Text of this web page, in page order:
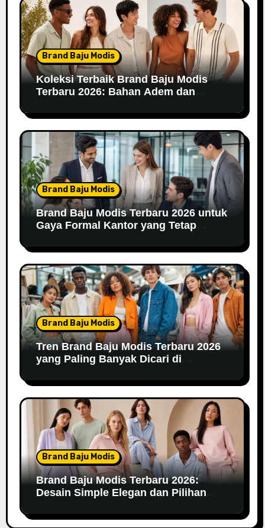
Brand Baju Modis
Koleksi Terbaik Brand Baju Modis
Terbaru 2026: Bahan Adem dan
Brand Baju Modis
Brand Baju Modis Terbaru 2026 untuk
Gaya Formal Kantor yang Tetap
Brand Baju Modis
Tren Brand Baju Modis Terbaru 2026
yang Paling Banyak Dicari di
Brand Baju Modis
Brand Baju Modis Terbaru 2026:
Desain Simple Elegan dan Pilihan